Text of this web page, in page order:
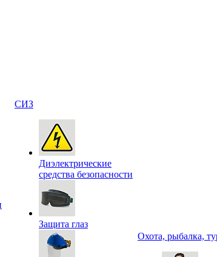
СИЗ
Диэлектрические
средства безопасности
Защита глаз
Охота, рыбалка,